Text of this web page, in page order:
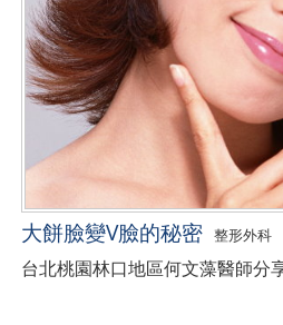
大餅臉變V臉的秘密 整形外科
台北桃園林口地區何文藻醫師分